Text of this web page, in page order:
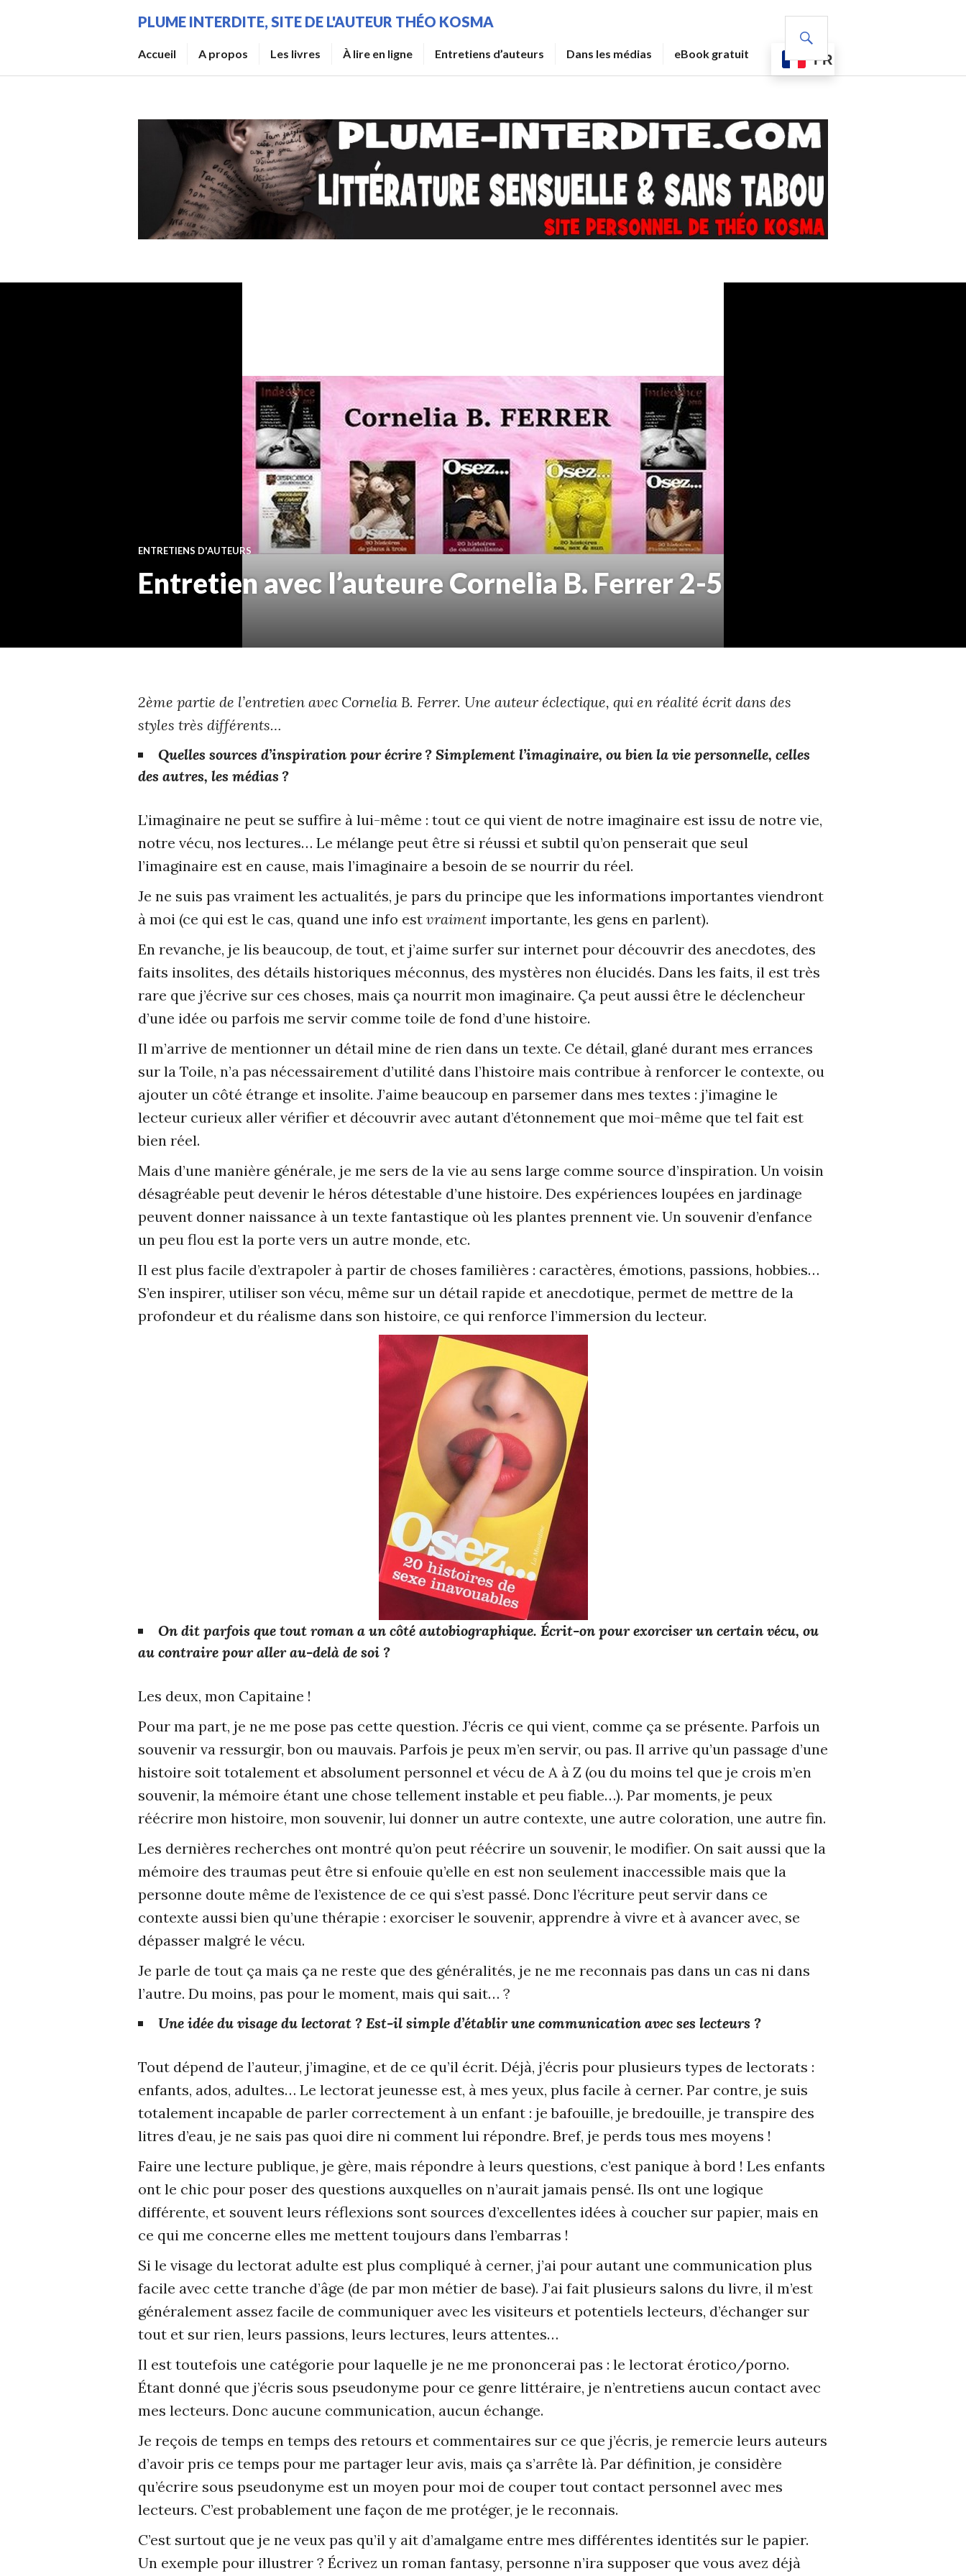
principal
PLUME INTERDITE, SITE DE L'AUTEUR THÉO KOSMA
Accueil A propos Les livres À lire en ligne Entretiens d’auteurs Dans les médias eBook gratuit FR
ENTRETIENS D'AUTEURS
Entretien avec l’auteure Cornelia B. Ferrer 2-5
2ème partie de l’entretien avec Cornelia B. Ferrer. Une auteur éclectique, qui en réalité écrit dans des
styles très différents…
Quelles sources d’inspiration pour écrire ? Simplement l’imaginaire, ou bien la vie personnelle, celles
des autres, les médias ?
L’imaginaire ne peut se suffire à lui-même : tout ce qui vient de notre imaginaire est issu de notre vie,
notre vécu, nos lectures… Le mélange peut être si réussi et subtil qu’on penserait que seul
l’imaginaire est en cause, mais l’imaginaire a besoin de se nourrir du réel.
Je ne suis pas vraiment les actualités, je pars du principe que les informations importantes viendront
à moi (ce qui est le cas, quand une info est vraiment importante, les gens en parlent).
En revanche, je lis beaucoup, de tout, et j’aime surfer sur internet pour découvrir des anecdotes, des
faits insolites, des détails historiques méconnus, des mystères non élucidés. Dans les faits, il est très
rare que j’écrive sur ces choses, mais ça nourrit mon imaginaire. Ça peut aussi être le déclencheur
d’une idée ou parfois me servir comme toile de fond d’une histoire.
Il m’arrive de mentionner un détail mine de rien dans un texte. Ce détail, glané durant mes errances
sur la Toile, n’a pas nécessairement d’utilité dans l’histoire mais contribue à renforcer le contexte, ou
ajouter un côté étrange et insolite. J’aime beaucoup en parsemer dans mes textes : j’imagine le
lecteur curieux aller vérifier et découvrir avec autant d’étonnement que moi-même que tel fait est
bien réel.
Mais d’une manière générale, je me sers de la vie au sens large comme source d’inspiration. Un voisin
désagréable peut devenir le héros détestable d’une histoire. Des expériences loupées en jardinage
peuvent donner naissance à un texte fantastique où les plantes prennent vie. Un souvenir d’enfance
un peu flou est la porte vers un autre monde, etc.
Il est plus facile d’extrapoler à partir de choses familières : caractères, émotions, passions, hobbies…
S’en inspirer, utiliser son vécu, même sur un détail rapide et anecdotique, permet de mettre de la
profondeur et du réalisme dans son histoire, ce qui renforce l’immersion du lecteur.
On dit parfois que tout roman a un côté autobiographique. Écrit-on pour exorciser un certain vécu, ou
au contraire pour aller au-delà de soi ?
Les deux, mon Capitaine !
Pour ma part, je ne me pose pas cette question. J’écris ce qui vient, comme ça se présente. Parfois un
souvenir va ressurgir, bon ou mauvais. Parfois je peux m’en servir, ou pas. Il arrive qu’un passage d’une
histoire soit totalement et absolument personnel et vécu de A à Z (ou du moins tel que je crois m’en
souvenir, la mémoire étant une chose tellement instable et peu fiable…). Par moments, je peux
réécrire mon histoire, mon souvenir, lui donner un autre contexte, une autre coloration, une autre fin.
Les dernières recherches ont montré qu’on peut réécrire un souvenir, le modifier. On sait aussi que la
mémoire des traumas peut être si enfouie qu’elle en est non seulement inaccessible mais que la
personne doute même de l’existence de ce qui s’est passé. Donc l’écriture peut servir dans ce
contexte aussi bien qu’une thérapie : exorciser le souvenir, apprendre à vivre et à avancer avec, se
dépasser malgré le vécu.
Je parle de tout ça mais ça ne reste que des généralités, je ne me reconnais pas dans un cas ni dans
l’autre. Du moins, pas pour le moment, mais qui sait… ?
Une idée du visage du lectorat ? Est-il simple d’établir une communication avec ses lecteurs ?
Tout dépend de l’auteur, j’imagine, et de ce qu’il écrit. Déjà, j’écris pour plusieurs types de lectorats :
enfants, ados, adultes… Le lectorat jeunesse est, à mes yeux, plus facile à cerner. Par contre, je suis
totalement incapable de parler correctement à un enfant : je bafouille, je bredouille, je transpire des
litres d’eau, je ne sais pas quoi dire ni comment lui répondre. Bref, je perds tous mes moyens !
Faire une lecture publique, je gère, mais répondre à leurs questions, c’est panique à bord ! Les enfants
ont le chic pour poser des questions auxquelles on n’aurait jamais pensé. Ils ont une logique
différente, et souvent leurs réflexions sont sources d’excellentes idées à coucher sur papier, mais en
ce qui me concerne elles me mettent toujours dans l’embarras !
Si le visage du lectorat adulte est plus compliqué à cerner, j’ai pour autant une communication plus
facile avec cette tranche d’âge (de par mon métier de base). J’ai fait plusieurs salons du livre, il m’est
généralement assez facile de communiquer avec les visiteurs et potentiels lecteurs, d’échanger sur
tout et sur rien, leurs passions, leurs lectures, leurs attentes…
Il est toutefois une catégorie pour laquelle je ne me prononcerai pas : le lectorat érotico/porno.
Étant donné que j’écris sous pseudonyme pour ce genre littéraire, je n’entretiens aucun contact avec
mes lecteurs. Donc aucune communication, aucun échange.
Je reçois de temps en temps des retours et commentaires sur ce que j’écris, je remercie leurs auteurs
d’avoir pris ce temps pour me partager leur avis, mais ça s’arrête là. Par définition, je considère
qu’écrire sous pseudonyme est un moyen pour moi de couper tout contact personnel avec mes
lecteurs. C’est probablement une façon de me protéger, je le reconnais.
C’est surtout que je ne veux pas qu’il y ait d’amalgame entre mes différentes identités sur le papier.
Un exemple pour illustrer ? Écrivez un roman fantasy, personne n’ira supposer que vous avez déjà